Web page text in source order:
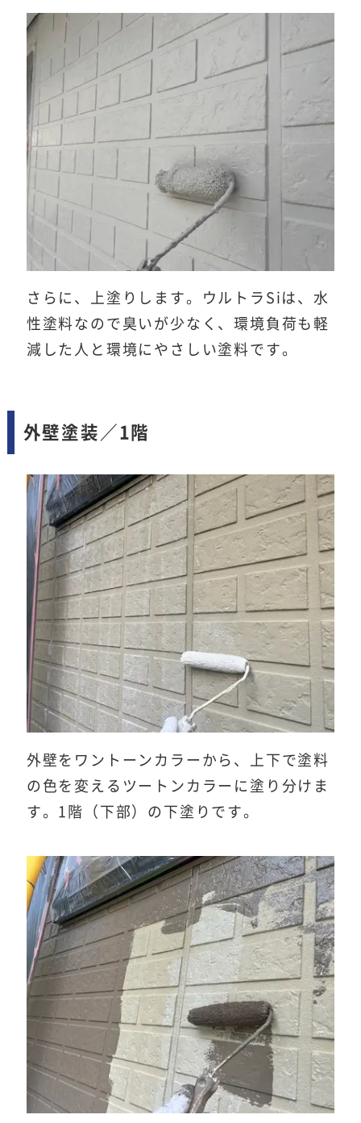
さらに、上塗りします。ウルトラSiは、水
性塗料なので臭いが少なく、環境負荷も軽
減した人と環境にやさしい塗料です。
外壁塗装／1階
外壁をワントーンカラーから、上下で塗料
の色を変えるツートンカラーに塗り分けま
す。1階（下部）の下塗りです。